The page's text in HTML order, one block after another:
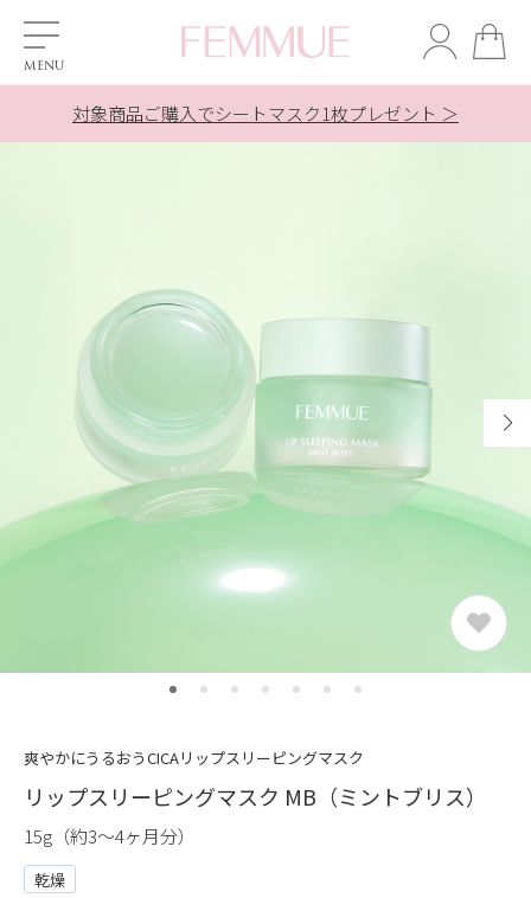
夏季休業の配送とお問合せ対応について ＞
美溶液ご購入でシートマスク1枚プレゼント ＞
対象商品ご購入でシートマスク1枚プレゼント ＞
新規会員登録で【500ポイント】贈呈中
LINE友だち追加で10％OFF！ ＞
夏季休業の配送とお問合せ対応について ＞
美溶液ご購入でシートマスク1枚プレゼント ＞
爽やかにうるおうCICAリップスリーピングマスク
リップスリーピングマスク MB（ミントブリス）
15g（約3〜4ヶ月分）
乾燥